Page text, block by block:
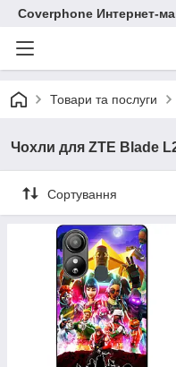
Coverphone Интернет-
Товари та послуги
Чохли для ZTE Blade
Сортування